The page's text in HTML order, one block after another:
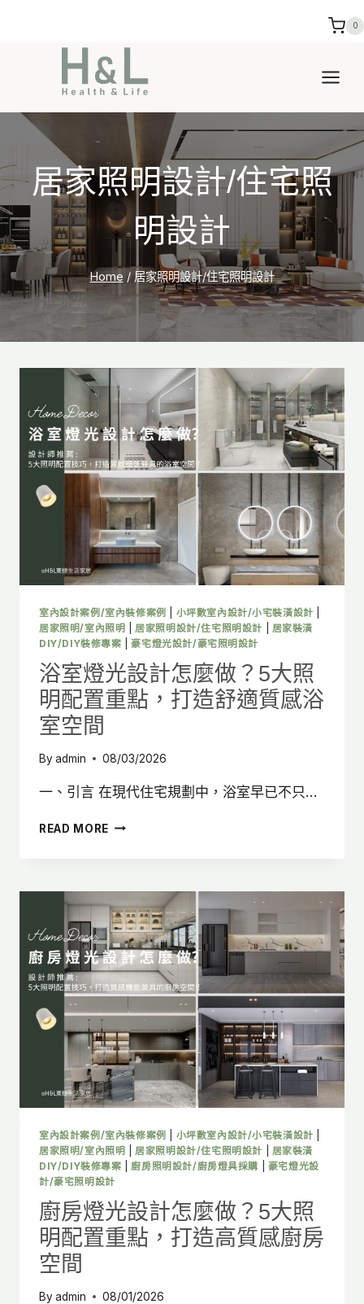
0
居家照明設計/住宅照
明設計
Home / 居家照明設計/住宅照明設計
室內設計案例/室內裝修案例 小坪數室內設計/小宅裝潢設計
居家照明/室內照明
|居家照明設計/住宅照明設計
居家裝潢
DIY/DIY裝修專案 |豪宅燈光設計/豪宅照明設計
浴室燈光設計怎麼做？5大照
明配置重點，打造舒適質感浴
室空間
Byadmin 08/03/2026
一、引言 在現代住宅規劃中，浴室早已不只…
READ MORE 浴
設
計
怎
麼
做？
大
照
明
配
置
重
點，
造
舒
適
質
感
浴
室
空
室內設計案例/室內裝修案例 小坪數室內設計/小宅裝潢設計
居家照明/室內照明
|居家照明設計/住宅照明設計
居家裝潢
DIY/DIY裝修專案 |廚房照明設計/廚房燈具採購
豪宅燈光設
計/豪宅照明設計
廚房燈光設計怎麼做？5大照
明配置重點，打造高質感廚房
空間
Byadmin 08/01/2026